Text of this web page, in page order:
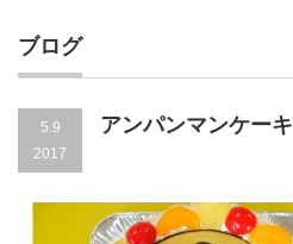
ブログ
5.9
2017
アンパンマンケーキ